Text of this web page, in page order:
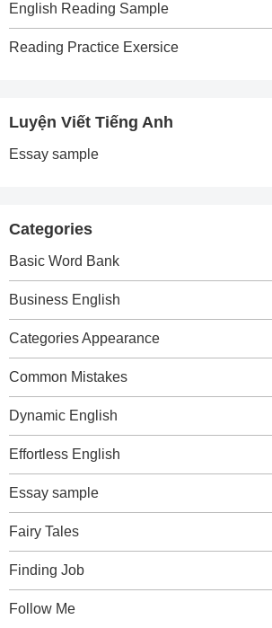
English Reading Sample
Reading Practice Exersice
Luyện Viết Tiếng Anh
Essay sample
Categories
Basic Word Bank
Business English
Categories Appearance
Common Mistakes
Dynamic English
Effortless English
Essay sample
Fairy Tales
Finding Job
Follow Me